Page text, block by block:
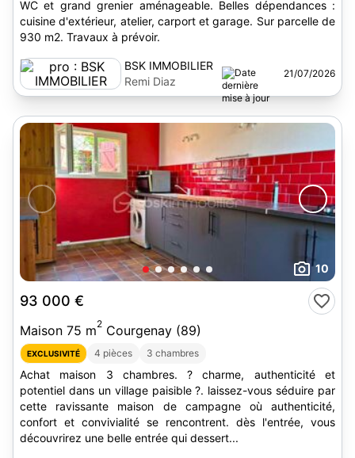
WC et grand grenier aménageable. Belles dépendances :
cuisine d'extérieur, atelier, carport et garage. Sur parcelle de
930 m2. Travaux à prévoir.
BSK IMMOBILIER
Remi Diaz
21/07/2026
10
93 000 €
Maison 75 m2 Courgenay (89)
EXCLUSIVITÉ 4 pièces 3 chambres
Achat maison 3 chambres. ? charme, authenticité et
potentiel dans un village paisible ?. laissez-vous séduire par
cette ravissante maison de campagne où authenticité,
confort et convivialité se rencontrent. dès l'entrée, vous
découvrirez une belle entrée qui dessert...